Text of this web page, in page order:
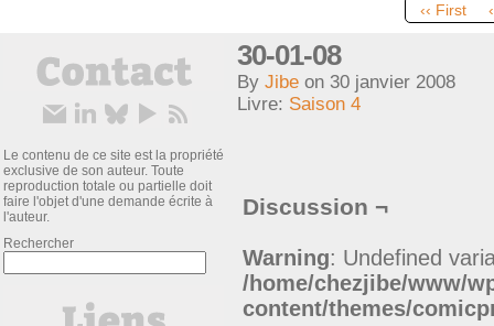
‹‹ First
Le contenu de ce site est la propriété
exclusive de son auteur. Toute
reproduction totale ou partielle doit
faire l'objet d'une demande écrite à
l'auteur.
Rechercher
30-01-08
By Jibe on 30 janvier 2008
Livre: Saison 4
Discussion ¬
Warning: Undefined
/home/chezjibe/www/
content/themes/